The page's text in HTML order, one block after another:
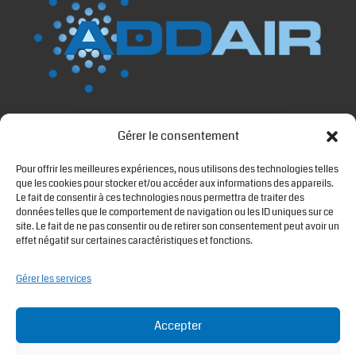
Gérer le consentement
Pour offrir les meilleures expériences, nous utilisons des technologies telles
que les cookies pour stocker et/ou accéder aux informations des appareils.
Le fait de consentir à ces technologies nous permettra de traiter des
données telles que le comportement de navigation ou les ID uniques sur ce
site. Le fait de ne pas consentir ou de retirer son consentement peut avoir un
effet négatif sur certaines caractéristiques et fonctions.
Gérer les services
Accepter
Cliquez sur « J’accepte » pour activer
Google maps
Politique de cookies
J’accepte
LIENS UTILES